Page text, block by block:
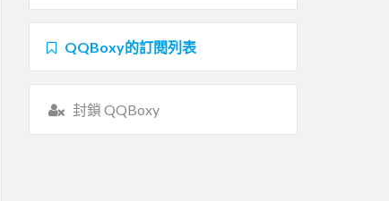
QQBoxy的訂閱列表
封鎖 QQBoxy